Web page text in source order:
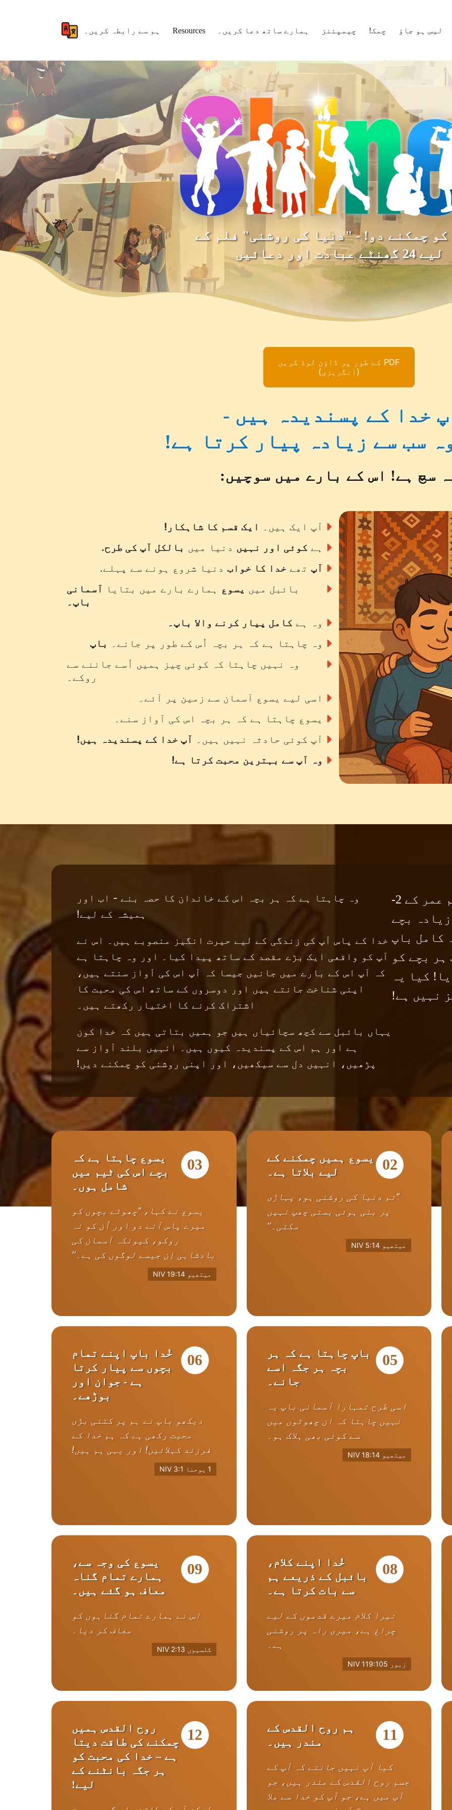
لیس ہو جاؤ چمک! چیمپئنز ہمارے ساتھ دعا کریں۔ Resources ہم سے رابطہ کریں۔
کو چمکنے دو! - "دنیا کی روشنی" فلم کے
لیے 24 گھنٹے عبادت اور دعائیں
PDF کے طور پر ڈاؤن لوڈ کریں
(انگریزی)
خدا کے پسندیدہ ہیں -
سب سے زیادہ پیار کرتا ہے!
سچ ہے! اس کے بارے میں سوچیں:
آپ ایک ہیں۔ ایک قسم کا شاہکار!
ہے کوئی اور نہیں دنیا میں بالکل آپ کی طرح.
آپ تھے خدا کا خواب دنیا شروع ہونے سے پہلے.
بائبل میں یسوع ہمارے بارے میں بتایا آسمانی
باپ۔
وہ ہے کامل پیار کرنے والا باپ۔
وہ چاہتا ہے کہ ہر بچہ اُس کے طور پر جانے۔ باپ
وہ نہیں چاہتا کہ کوئی چیز ہمیں اُسے جاننے سے
روکے۔
اسی لیے یسوع آسمان سے زمین پر آئے۔
یسوع چاہتا ہے کہ ہر بچہ اس کی آواز سنے۔
آپ کوئی حادثہ نہیں ہیں۔ آپ خدا کے پسندیدہ ہیں!
وہ آپ سے بہترین محبت کرتا ہے!
دنیا میں 15 سال سے کم عمر کے 2-
بچے
کامل باپ
ہر بچے کو
کیا یہ
نہیں ہے!
وہ چاہتا ہے کہ ہر بچہ اس کے خاندان کا حصہ بنے - اب اور
ہمیشہ کے لیے!
خدا کے پاس آپ کی زندگی کے لیے حیرت انگیز منصوبے ہیں۔ اس نے
آپ کو واقعی ایک بڑے مقصد کے ساتھ پیدا کیا۔ اور وہ چاہتا ہے
کہ آپ اس کے بارے میں جانیں جیسا کہ آپ اس کی آواز سنتے ہیں،
اپنی شناخت جانتے ہیں اور دوسروں کے ساتھ اس کی محبت کا
اشتراک کرنے کا اختیار رکھتے ہیں۔
یہاں بائبل سے کچھ سچائیاں ہیں جو ہمیں بتاتی ہیں کہ خدا کون
ہے اور ہم اس کے پسندیدہ کیوں ہیں۔ انہیں بلند آواز سے
پڑھیں، انہیں دل سے سیکھیں، اور اپنی روشنی کو چمکنے دیں!
02
یسوع ہمیں چمکنے کے
لیے بلاتا ہے۔
’’تم دنیا کی روشنی ہو، پہاڑی
پر بنی ہوئی بستی چھپ نہیں
سکتی۔‘‘
میتھیو 5:14 NIV
03
یسوع چاہتا ہے کہ
بچے اس کی ٹیم میں
شامل ہوں۔
یسوع نے کہا، ’’چھوٹے بچوں کو
میرے پاس آنے دو اور اُن کو نہ
روکو، کیونکہ آسمان کی
بادشاہی اِن جیسے لوگوں کی ہے۔‘‘
میتھیو 19:14 NIV
05
باپ چاہتا ہے کہ ہر
بچہ ہر جگہ اسے
جانے۔
اسی طرح تمہارا آسمانی باپ یہ
نہیں چاہتا کہ ان چھوٹوں میں
سے کوئی بھی ہلاک ہو۔
میتھیو 18:14 NIV
06
خُدا باپ اپنے تمام
بچوں سے پیار کرتا
ہے - جوان اور
بوڑھے۔
دیکھو باپ نے ہم پر کتنی بڑی
محبت رکھی ہے کہ ہم خدا کے
فرزند کہلائیں! اور یہی ہم ہیں!
1 یوحنا 3:1 NIV
08
خُدا اپنے کلام،
بائبل کے ذریعے ہم
سے بات کرتا ہے۔
تیرا کلام میرے قدموں کے لیے
چراغ ہے، میری راہ پر روشنی
ہے۔
زبور 119:105 NIV
09
یسوع کی وجہ سے،
ہمارے تمام گناہ
معاف ہو گئے ہیں۔
اس نے ہمارے تمام گناہوں کو
معاف کر دیا۔
کلسیوں 2:13 NIV
11
ہم روح القدس کے
مندر ہیں۔
کیا آپ نہیں جانتے کہ آپ کے
جسم روح القدس کے مندر ہیں، جو
آپ میں ہے، جو آپ کو خدا سے ملا
12
روح القدس ہمیں
چمکنے کی طاقت دیتا
ہے – خدا کی محبت کو
ہر جگہ بانٹنے کے
لیے!